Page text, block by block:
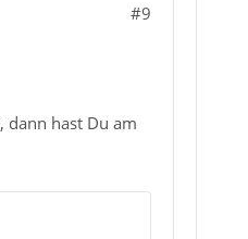
#9
dann hast Du am